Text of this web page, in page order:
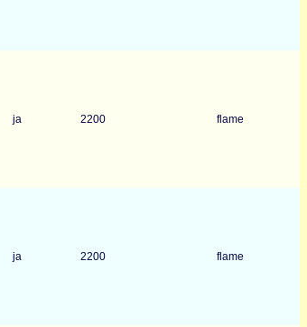
ja 2200 flame
ja 2200 flame